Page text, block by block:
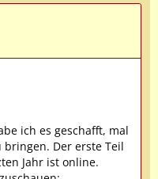
ich es geschafft, mal
Der erste Teil
Jahr ist online.